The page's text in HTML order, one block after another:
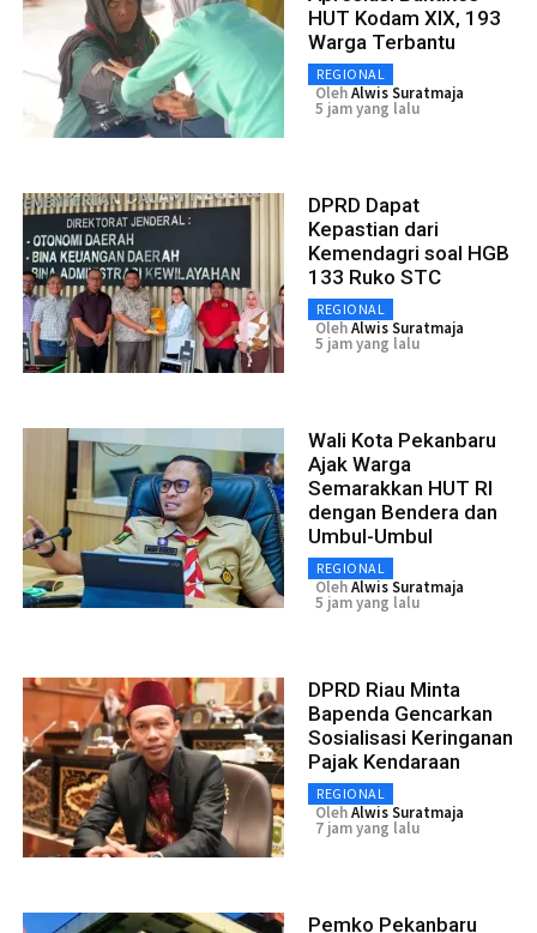
HUT Kodam XIX, 193
Warga Terbantu
REGIONAL
OlehAlwis Suratmaja
5 jam yang lalu
DPRD Dapat
Kepastian dari
Kemendagri soal HGB
133 Ruko STC
REGIONAL
OlehAlwis Suratmaja
5 jam yang lalu
Wali Kota Pekanbaru
Ajak Warga
Semarakkan HUT RI
dengan Bendera dan
Umbul-Umbul
REGIONAL
OlehAlwis Suratmaja
5 jam yang lalu
DPRD Riau Minta
Bapenda Gencarkan
Sosialisasi Keringanan
Pajak Kendaraan
REGIONAL
OlehAlwis Suratmaja
7 jam yang lalu
Pemko Pekanbaru